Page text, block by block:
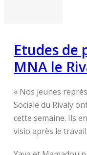
Etudes de
MNA le
« Nos jeunes
Sociale du Rivaly
cette semaine. Ils
visio après le travail.